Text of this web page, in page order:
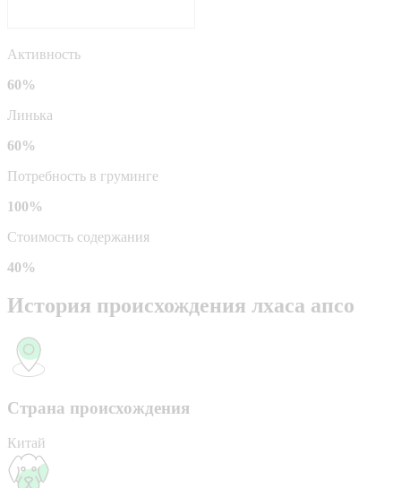
Активность
60%
Линька
60%
Потребность в груминге
100%
Стоимость содержания
40%
История происхождения лхаса апсо
Страна происхождения
Китай